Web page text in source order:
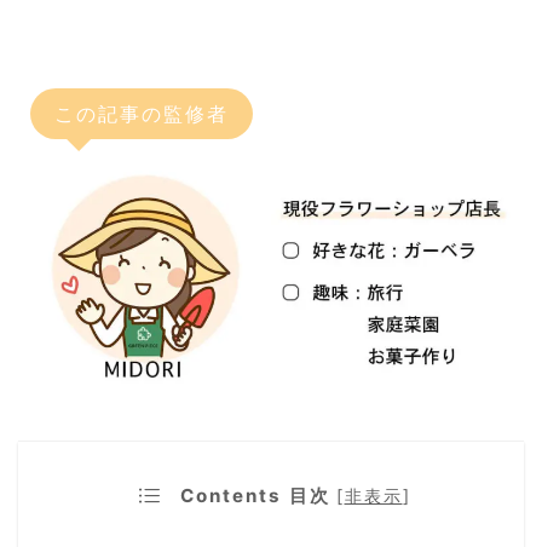
この記事の監修者
Contents 目次 [非表示]